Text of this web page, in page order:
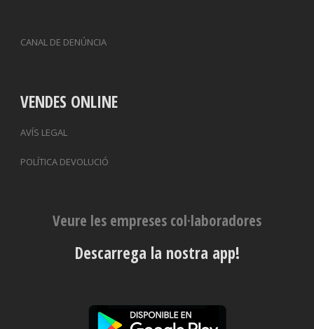
CANAL DE DENÚNCIA
VENDES ONLINE
AVÍS LEGAL
POLÍTICA DEVOLUCIÓ
Veure les empreses col·laboradores
Descarrega la nostra app!